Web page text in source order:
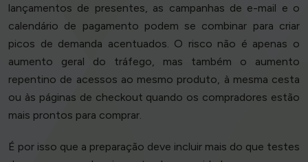
lançamentos de presentes, as campanhas de e-mail e o
calendário de pagamento podem se combinar para criar
picos de demanda acentuados. O risco não é apenas o
aumento geral do tráfego, mas também o aumento
repentino de acessos ao mesmo produto, à mesma cesta
ou às páginas de checkout quando os compradores estão
mais prontos para comprar.
É por isso que a preparação deve incluir mais do que testes